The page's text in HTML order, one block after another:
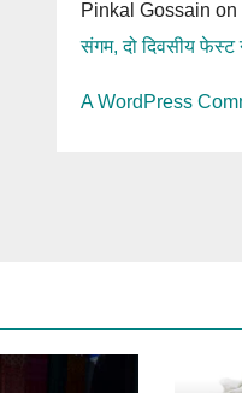
Pinkal Gossain on
संगम, दो दिवसीय फेस्ट
A WordPress